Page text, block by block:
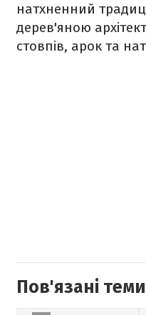
натхненний
дерев'яною
стовпів, арок та
Пов'язані